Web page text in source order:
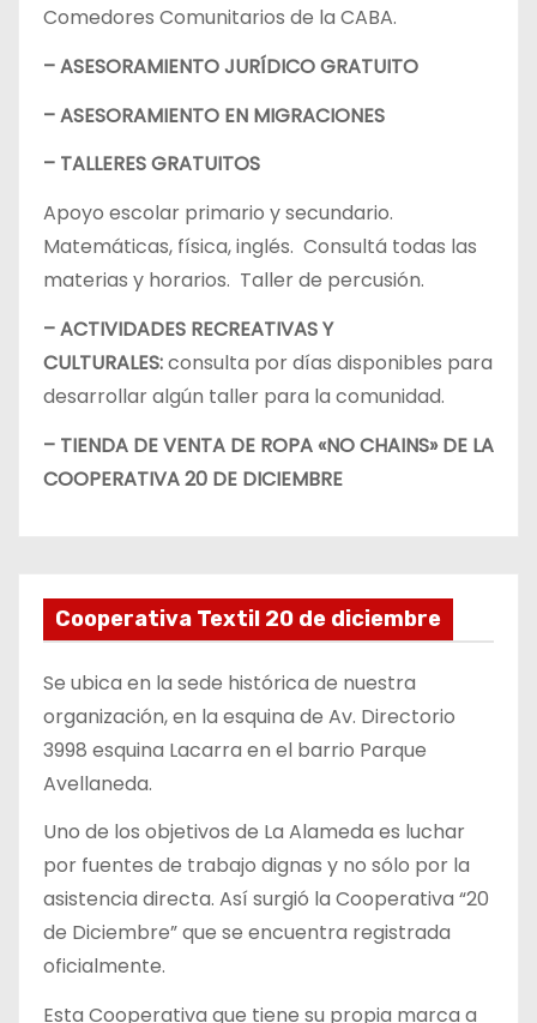
Comedores Comunitarios de la CABA.
– ASESORAMIENTO JURÍDICO GRATUITO
– ASESORAMIENTO EN MIGRACIONES
– TALLERES GRATUITOS
Apoyo escolar primario y secundario.
Matemáticas, física, inglés. Consultá todas las
materias y horarios. Taller de percusión.
– ACTIVIDADES RECREATIVAS Y
CULTURALES:consulta por días disponibles para
desarrollar algún taller para la comunidad.
– TIENDA DE VENTA DE ROPA «NO CHAINS» DE LA
COOPERATIVA 20 DE DICIEMBRE
Cooperativa Textil 20 de diciembre
Se ubica en la sede histórica de nuestra
organización, en la esquina de Av. Directorio
3998 esquina Lacarra en el barrio Parque
Avellaneda.
Uno de los objetivos de La Alameda es luchar
por fuentes de trabajo dignas y no sólo por la
asistencia directa. Así surgió la Cooperativa “20
de Diciembre” que se encuentra registrada
oficialmente.
Esta Cooperativa que tiene su propia marca a